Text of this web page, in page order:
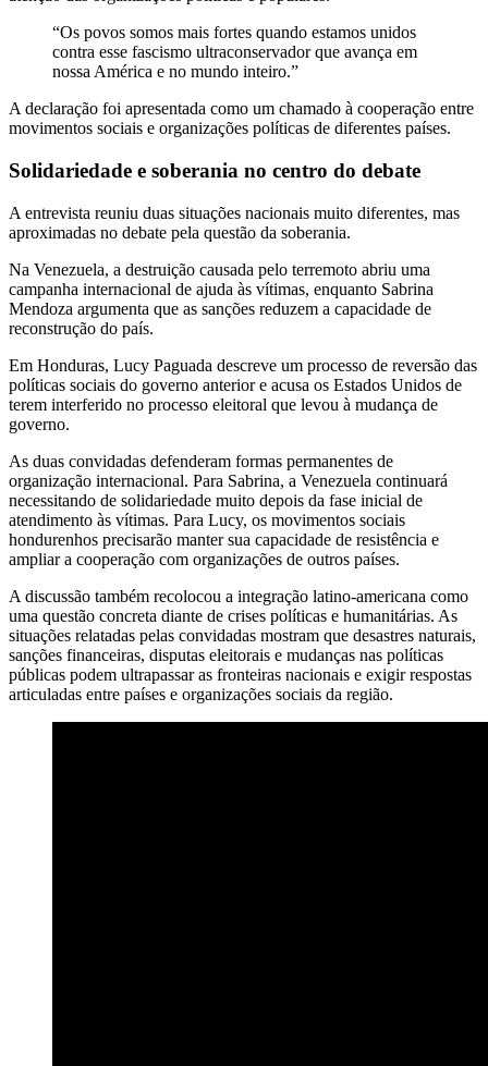
“Os povos somos mais fortes quando estamos unidos
contra esse fascismo ultraconservador que avança em
nossa América e no mundo inteiro.”
A declaração foi apresentada como um chamado à cooperação entre
movimentos sociais e organizações políticas de diferentes países.
Solidariedade e soberania no centro do debate
A entrevista reuniu duas situações nacionais muito diferentes, mas
aproximadas no debate pela questão da soberania.
Na Venezuela, a destruição causada pelo terremoto abriu uma
campanha internacional de ajuda às vítimas, enquanto Sabrina
Mendoza argumenta que as sanções reduzem a capacidade de
reconstrução do país.
Em Honduras, Lucy Paguada descreve um processo de reversão das
políticas sociais do governo anterior e acusa os Estados Unidos de
terem interferido no processo eleitoral que levou à mudança de
governo.
As duas convidadas defenderam formas permanentes de
organização internacional. Para Sabrina, a Venezuela continuará
necessitando de solidariedade muito depois da fase inicial de
atendimento às vítimas. Para Lucy, os movimentos sociais
hondurenhos precisarão manter sua capacidade de resistência e
ampliar a cooperação com organizações de outros países.
A discussão também recolocou a integração latino-americana como
uma questão concreta diante de crises políticas e humanitárias. As
situações relatadas pelas convidadas mostram que desastres naturais,
sanções financeiras, disputas eleitorais e mudanças nas políticas
públicas podem ultrapassar as fronteiras nacionais e exigir respostas
articuladas entre países e organizações sociais da região.